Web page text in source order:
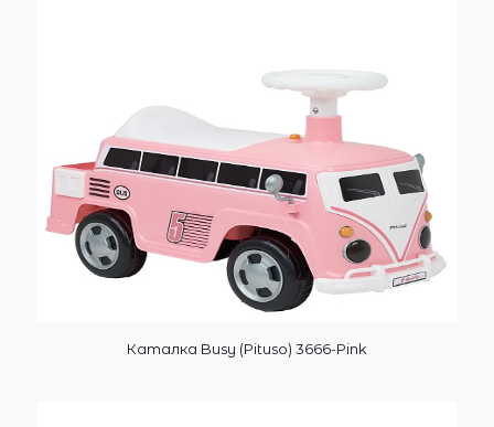
Каталка Busy (Pituso) 3666-Pink